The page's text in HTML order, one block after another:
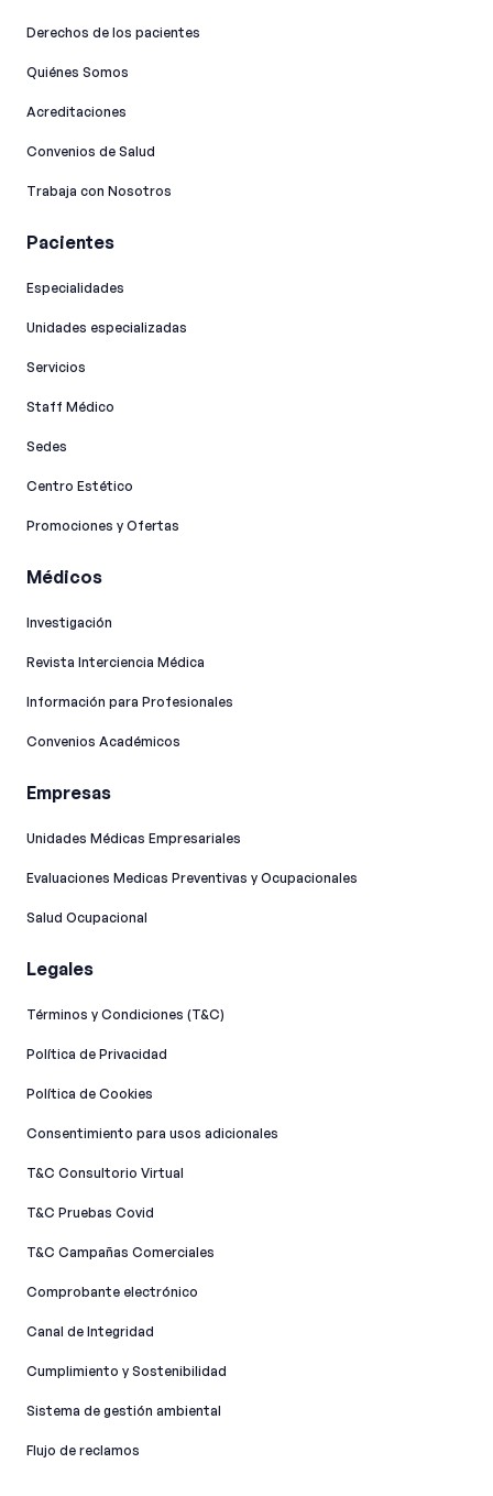
Derechos de los pacientes
Quiénes Somos
Acreditaciones
Convenios de Salud
Trabaja con Nosotros
Pacientes
Especialidades
Unidades especializadas
Servicios
Staff Médico
Sedes
Centro Estético
Promociones y Ofertas
Médicos
Investigación
Revista Interciencia Médica
Información para Profesionales
Convenios Académicos
Empresas
Unidades Médicas Empresariales
Evaluaciones Medicas Preventivas y Ocupacionales
Salud Ocupacional
Legales
Términos y Condiciones (T&C)
Política de Privacidad
Política de Cookies
Consentimiento para usos adicionales
T&C Consultorio Virtual
T&C Pruebas Covid
T&C Campañas Comerciales
Comprobante electrónico
Canal de Integridad​
Cumplimiento y Sostenibilidad
Sistema de gestión ambiental
Flujo de reclamos